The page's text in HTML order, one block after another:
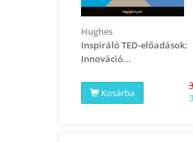
Hughes
​Inspiráló TED-előadások:
Innováció...
Kosárba